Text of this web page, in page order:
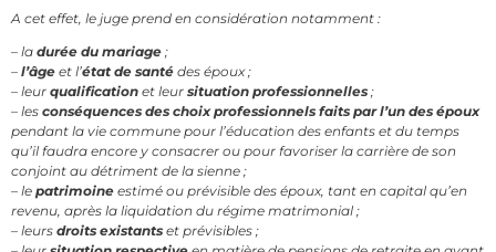
A cet effet, le juge prend en considération notamment :
– la durée du mariage ;
– l’âge et l’état de santé des époux ;
– leur qualification et leur situation professionnelles ;
– les conséquences des choix professionnels faits par l’un des époux
pendant la vie commune pour l’éducation des enfants et du temps
qu’il faudra encore y consacrer ou pour favoriser la carrière de son
conjoint au détriment de la sienne ;
– le patrimoine estimé ou prévisible des époux, tant en capital qu’en
revenu, après la liquidation du régime matrimonial ;
– leurs droits existants et prévisibles ;